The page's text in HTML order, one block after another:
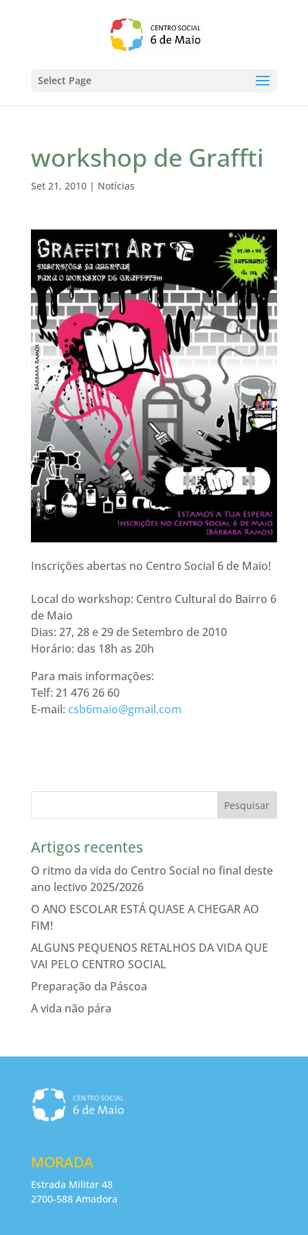
Select Page
workshop de Graffti
Set 21, 2010| Notícias
Inscrições abertas no Centro Social 6 de Maio!
Local do workshop: Centro Cultural do Bairro 6
de Maio
Dias: 27, 28 e 29 de Setembro de 2010
Horário: das 18h as 20h
Para mais informações:
Telf: 21 476 26 60
E-mail: csb6maio@gmail.com
Artigos recentes
O ritmo da vida do Centro Social no final deste
ano lectivo 2025/2026
O ANO ESCOLAR ESTÁ QUASE A CHEGAR AO
FIM!
ALGUNS PEQUENOS RETALHOS DA VIDA QUE
VAI PELO CENTRO SOCIAL
Preparação da Páscoa
A vida não pára
MORADA
Estrada Militar 48
2700-588 Amadora